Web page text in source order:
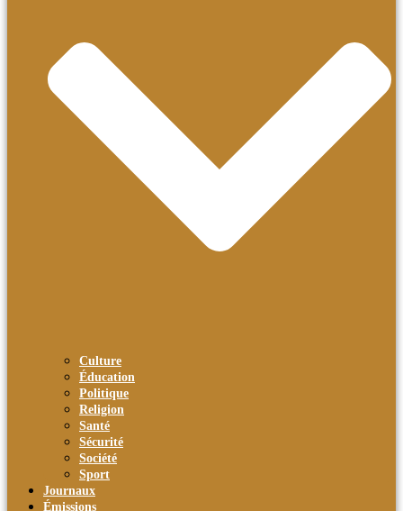
Culture
Éducation
Politique
Religion
Santé
Sécurité
Société
Sport
Journaux
Émissions